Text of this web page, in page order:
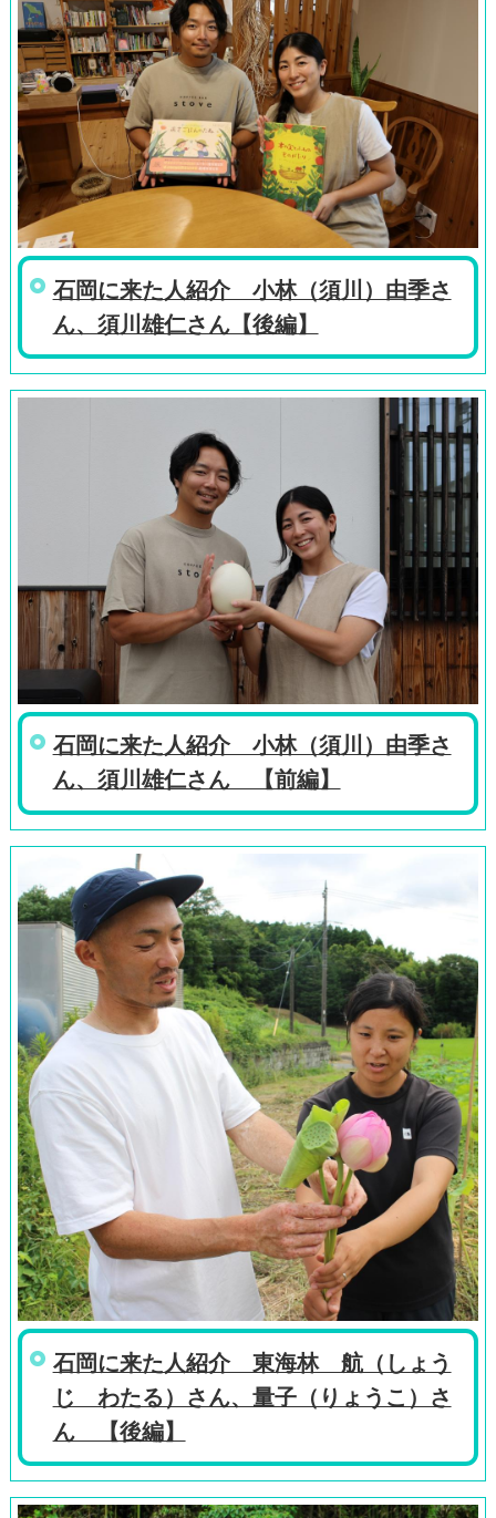
石岡に来た人紹介 小林（須川）由季さ
ん、須川雄仁さん【後編】
石岡に来た人紹介 小林（須川）由季さ
ん、須川雄仁さん 【前編】
石岡に来た人紹介 東海林 航（しょう
じ わたる）さん、量子（りょうこ）さ
ん 【後編】